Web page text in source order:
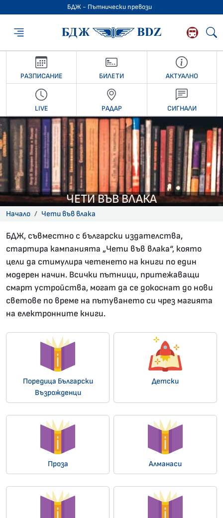
БДЖ - Пътнически превози
БДЖ -
РАЗПИСАНИЕ БИЛЕТИ АКТУАЛНО
LIVE РАДАР СИГНАЛИ
ЧЕТИ ВЪВ ВЛАКА
Начало Чети във влака
БДЖ, съвместно с български издателства,
стартира кампанията „Чети във влака“, която
цели да стимулира четенето на книги по един
модерен начин. Всички пътници, притежаващи
смарт устройства, могат да се докоснат до нови
светове по време на пътуването си чрез магията
на електронните книги.
Поредица Български
Възрожденци
Детски
Проза Алманаси